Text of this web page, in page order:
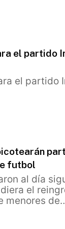
el partido
el partido
futbol
al día
el
menores